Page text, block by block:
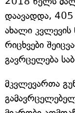
დაავადდა, 405
ახალი
რიცხვები
გავრცელება
მკვლევართა